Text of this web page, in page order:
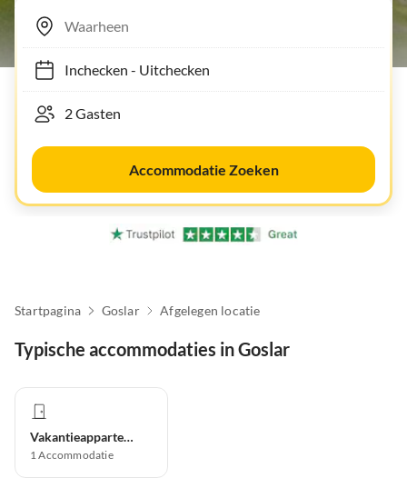
Inchecken- Uitchecken
Accommodatie Zoeken
Startpagina Goslar Afgelegen locatie
Typische accommodaties in Goslar
Vakantieappartement
1Accommodatie